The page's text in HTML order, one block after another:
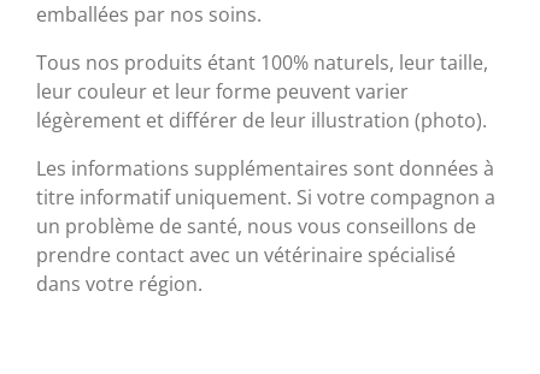
emballées par nos soins.
Tous nos produits étant 100% naturels, leur taille,
leur couleur et leur forme peuvent varier
légèrement et différer de leur illustration (photo).
Les informations supplémentaires sont données à
titre informatif uniquement. Si votre compagnon a
un problème de santé, nous vous conseillons de
prendre contact avec un vétérinaire spécialisé
dans votre région.